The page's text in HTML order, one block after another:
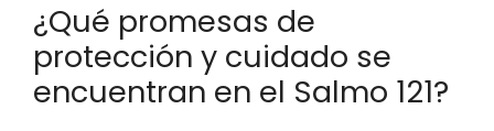
¿Qué promesas de
protección y cuidado se
encuentran en el Salmo 121?